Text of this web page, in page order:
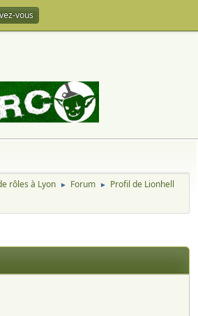
vous
rôles à Lyon ► Forum ► Profil de Lionhell